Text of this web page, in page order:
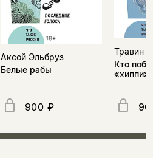
Аксой Эльбруз
Белые рабы
900 ₽
Травин
Кто
«хиппи»